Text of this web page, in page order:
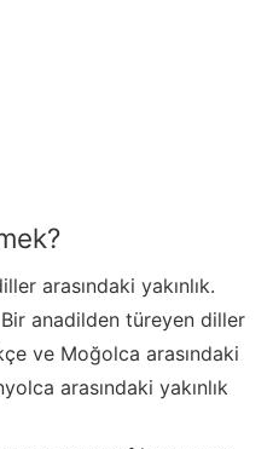
arasındaki yakınlık.
Bir anadilden türeyen diller
ve Moğolca arasındaki
arasındaki yakınlık